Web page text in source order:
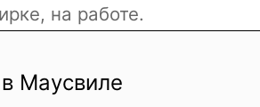
на работе.
Маусвиле